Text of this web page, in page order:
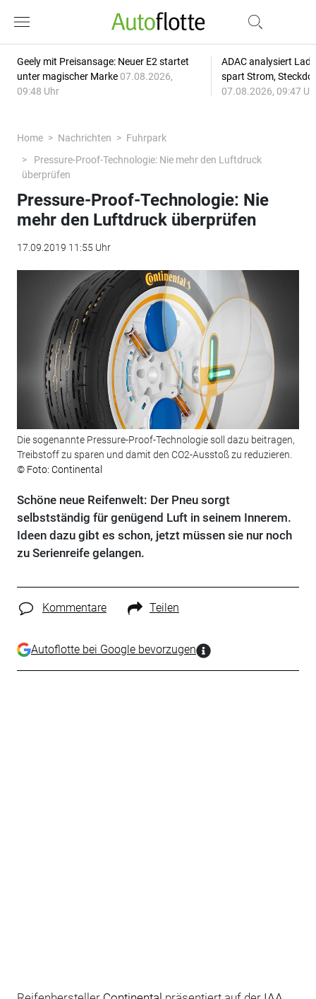
Geely mit Preisansage: Neuer E2 startet
unter magischer Marke 07.08.2026,
09:48 Uhr
ADAC analysiert
spart Strom,
07.08.2026, 09:47
Home Nachrichten
Fuhrpark
Pressure-Proof-Technologie: Nie mehr den Luftdruck
überprüfen
Pressure-Proof-Technologie: Nie
mehr den Luftdruck überprüfen
17.09.2019 11:55 Uhr
Die sogenannte Pressure-Proof-Technologie soll dazu beitragen,
Treibstoff zu sparen und damit den CO2-Ausstoß zu reduzieren.
© Foto: Continental
Schöne neue Reifenwelt: Der Pneu sorgt
selbstständig für genügend Luft in seinem Innerem.
Ideen dazu gibt es schon, jetzt müssen sie nur noch
zu Serienreife gelangen.
Kommentare Teilen
Autoflotte bei Google bevorzugen